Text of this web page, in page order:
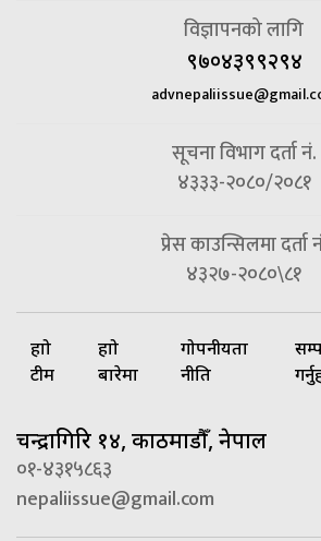
विज्ञापनको लागि
९७०४३९९२९४
सूचना विभाग दर्ता नं.
४३३३-२०८०/२०८१
प्रेस काउन्सिलमा दर्ता
४३२७-२०८०\८१
हाम्रो
टीम
हाम्रो
बारेमा
गोपनीयता
नीति
चन्द्रागिरि १४, काठमाडौँ, नेपाल
०१-४३१५८६३
nepaliissue@gmail.com